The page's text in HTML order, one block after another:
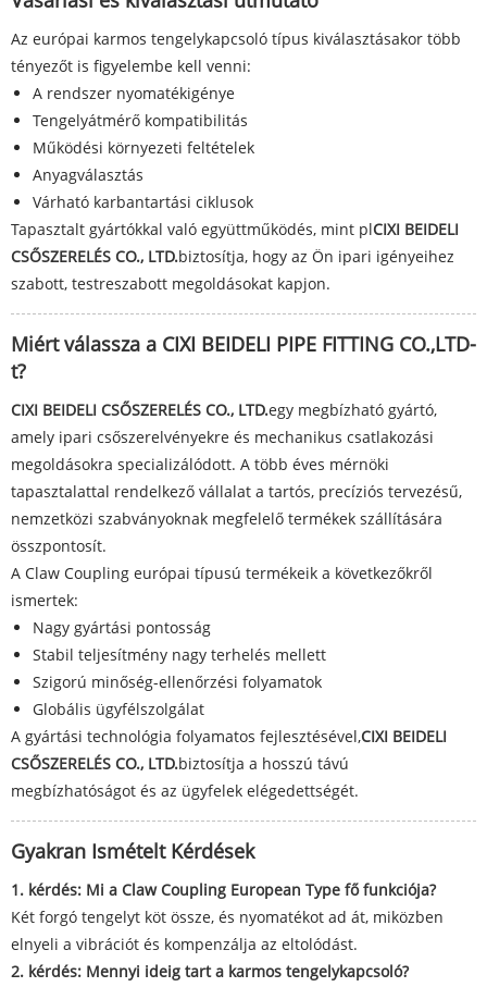
Az európai karmos tengelykapcsoló típus kiválasztásakor több
tényezőt is figyelembe kell venni:
A rendszer nyomatékigénye
Tengelyátmérő kompatibilitás
Működési környezeti feltételek
Anyagválasztás
Várható karbantartási ciklusok
Tapasztalt gyártókkal való együttműködés, mint plCIXI BEIDELI
CSŐSZERELÉS CO., LTD.biztosítja, hogy az Ön ipari igényeihez
szabott, testreszabott megoldásokat kapjon.
Miért válassza a CIXI BEIDELI PIPE FITTING CO.,LTD-
t?
CIXI BEIDELI CSŐSZERELÉS CO., LTD.egy megbízható gyártó,
amely ipari csőszerelvényekre és mechanikus csatlakozási
megoldásokra specializálódott. A több éves mérnöki
tapasztalattal rendelkező vállalat a tartós, precíziós tervezésű,
nemzetközi szabványoknak megfelelő termékek szállítására
összpontosít.
A Claw Coupling európai típusú termékeik a következőkről
ismertek:
Nagy gyártási pontosság
Stabil teljesítmény nagy terhelés mellett
Szigorú minőség-ellenőrzési folyamatok
Globális ügyfélszolgálat
A gyártási technológia folyamatos fejlesztésével,CIXI BEIDELI
CSŐSZERELÉS CO., LTD.biztosítja a hosszú távú
megbízhatóságot és az ügyfelek elégedettségét.
Gyakran Ismételt Kérdések
1. kérdés: Mi a Claw Coupling European Type fő funkciója?
Két forgó tengelyt köt össze, és nyomatékot ad át, miközben
elnyeli a vibrációt és kompenzálja az eltolódást.
2. kérdés: Mennyi ideig tart a karmos tengelykapcsoló?